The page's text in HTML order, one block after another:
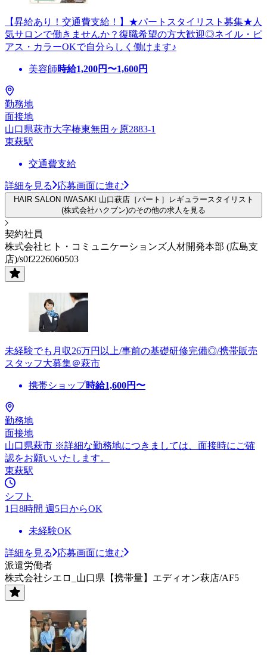
【昇給あり！交通費支給！】★パートスタイリスト募集★人
気サロンで働きませんか？復職希望の方大歓迎◎ネイル・ピ
アス・カラーOKで自分らしく働けます♪
美容師時給1,200円〜1,600円
勤務地
面接地
山口県萩市大字椿東無田ヶ原2883-1
東萩駅
交通費支給
詳細を見る 応募画面に進む
HAIR SALON IWASAKI 山口萩店［パート］レギュラースタイリスト
(株式会社ハクブン)のその他の求人を見る
契約社員
株式会社ヒト・コミュニケーションズ人材開発本部 (広島支
店)/s0f2226060503
未経験でも月収26万円以上/事前の基礎研修完備◎/携帯販売
スタッフ大募集＠萩市
携帯ショップ時給1,600円〜
勤務地
面接地
山口県萩市 ※詳細な勤務地につきましては、面接時にご確
認をお願いいたします。
東萩駅
シフト
1日8時間 週5日からOK
未経験OK
詳細を見る
応募画面に進む
派遣労働者
株式会社シエロ_山口県【携帯量】エディオン萩店/AF5